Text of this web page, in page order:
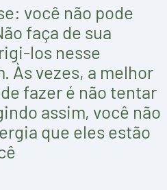
você não pode
faça de sua
los nesse
Às vezes, a melhor
fazer é não tentar
assim, você não
que eles estão